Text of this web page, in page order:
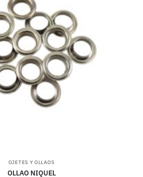
OJETES Y OLLAOS
OLLAO NIQUEL